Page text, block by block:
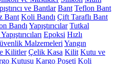
ve Bantlar Bant Teflon Bant
Bant Koli Bandı Çift Taraflı Bant
Bandı Yapıştırıcılar Tutkal
Epoksi Hızlı
Malzemeleri Yangın
Kilitler Çelik Kasa Kilit Kutu ve
Kutusu Kargo Poşeti Koli